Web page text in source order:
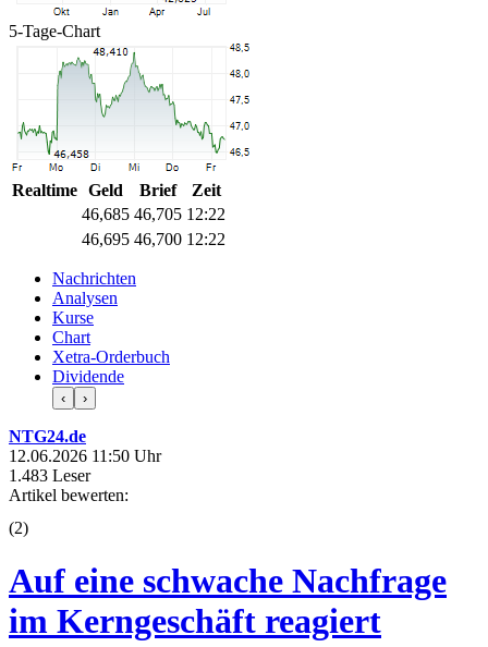
5-Tage-Chart
Realtime Geld Brief
Zeit
46,685 46,705 12:22
46,695 46,700 12:22
Nachrichten
Analysen
Kurse
Chart
Xetra-Orderbuch
Dividende
‹ ›
NTG24.de
12.06.2026 11:50 Uhr
1.483 Leser
Artikel bewerten:
(2)
Auf eine schwache Nachfrage
im Kerngeschäft reagiert